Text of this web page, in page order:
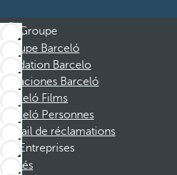
Groupe
Groupe Barceló
Fondation Barcelo
Vacaciones Barceló
Barceló Films
Barceló Personnes
Portail de réclamations
Entreprises
Affiliés